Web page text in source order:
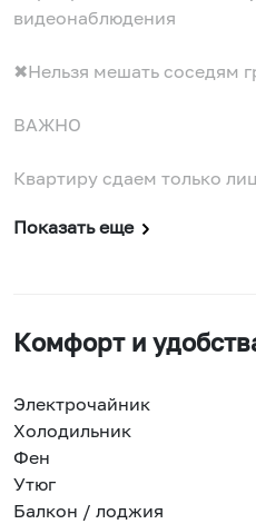
видеонаблюдения
✖Нельзя мешать соседям
ВАЖНО
Квартиру сдаем только
Показать еще
Комфорт и
Электрочайник
Холодильник
Фен
Утюг
Балкон / лоджия